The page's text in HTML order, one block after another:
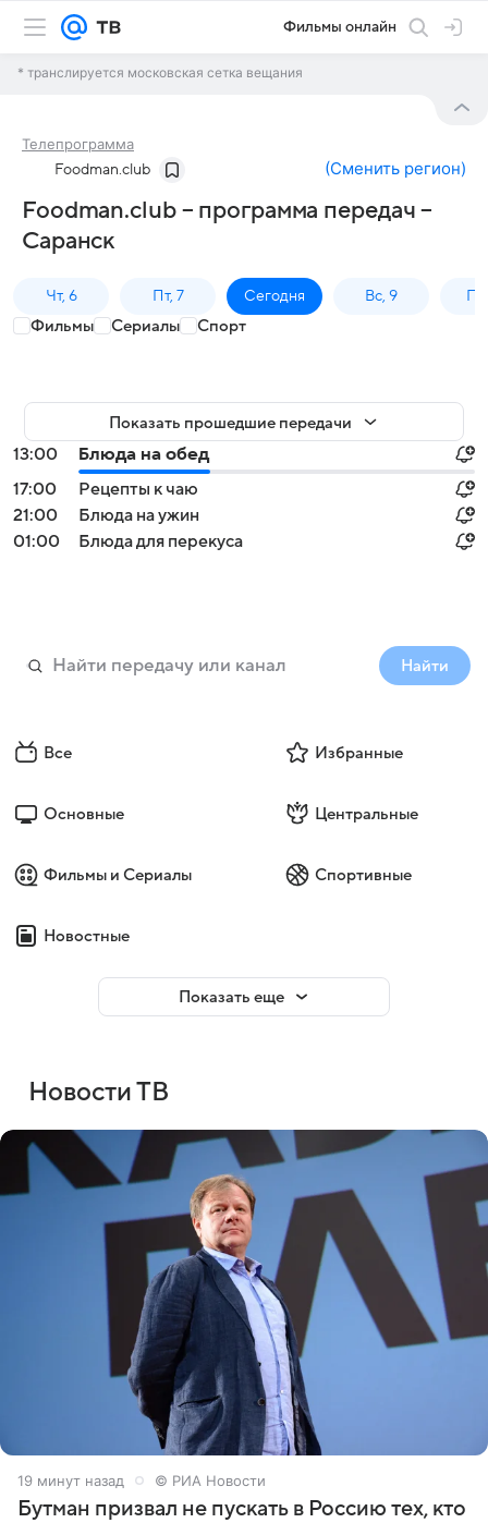
Фильмы онлайн
* транслируется московская сетка вещания
Телепрограмма
Foodman.club (Сменить регион)
Foodman.club – программа передач –
Саранск
Чт, 6 Пт, 7 Сегодня Вс, 9
Фильмы Сериалы Спорт
Показать прошедшие передачи
13:00
Блюда на обед
17:00
Рецепты к чаю
21:00
Блюда на ужин
01:00
Блюда для перекуса
Найти
Все Избранные
Основные Центральные
Фильмы и Сериалы Спортивные
Новостные
Показать еще
Новости ТВ
20 минут назад © РИА Новости
Бутман призвал не пускать в Россию тех, кто